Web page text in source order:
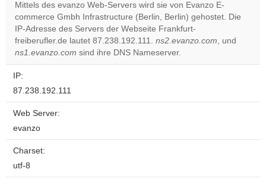
Do you
own this
website?
OK
Mittels des evanzo Web-Servers wird sie von Evanzo E-
commerce Gmbh Infrastructure (Berlin, Berlin) gehostet. Die
IP-Adresse des Servers der Webseite Frankfurt-
freiberufler.de lautet 87.238.192.111. ns2.evanzo.com, und
ns1.evanzo.com sind ihre DNS Nameserver.
IP:
87.238.192.111
Web Server:
evanzo
Charset:
utf-8